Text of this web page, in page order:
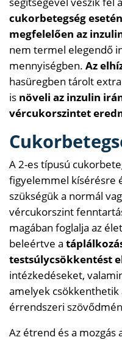
cukorbetegség
megfelelően az
nem termel elegendő
mennyiségben. Az
hasüregben tárolt
is növeli az inzulin
vércukorszintet
A 2-es típusú
figyelemmel kísérésre
szükségük a normál
vércukorszint
magában foglalja az
beleértve a
testsúlycsökkentést
intézkedéseket,
amelyek csökkenthetik
érrendszeri
Az étrend és a mozgás